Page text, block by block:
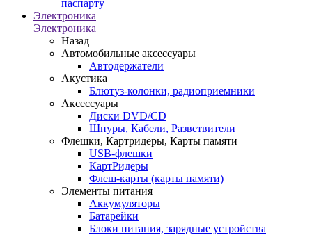
паспарту
Электроника
Электроника
Назад
Автомобильные аксессуары
Автодержатели
Акустика
Блютуз-колонки, радиоприемники
Аксессуары
Диски DVD/CD
Шнуры, Кабели, Разветвители
Флешки, Картридеры, Карты памяти
USB-флешки
КартРидеры
Флеш-карты (карты памяти)
Элементы питания
Аккумуляторы
Батарейки
Блоки питания, зарядные устройства